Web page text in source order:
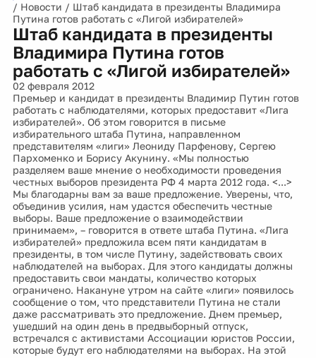
/ Новости / Штаб кандидата в президенты Владимира
Путина готов работать с «Лигой избирателей»
Штаб кандидата в президенты
Владимира Путина готов
работать с «Лигой избирателей»
02 февраля 2012
Премьер и кандидат в президенты Владимир Путин готов
работать с наблюдателями, которых предоставит «Лига
избирателей». Об этом говорится в письме
избирательного штаба Путина, направленном
представителям «лиги» Леониду Парфенову, Сергею
Пархоменко и Борису Акунину. «Мы полностью
разделяем ваше мнение о необходимости проведения
честных выборов президента РФ 4 марта 2012 года. <...>
Мы благодарны вам за ваше предложение. Уверены, что,
объединив усилия, нам удастся обеспечить честные
выборы. Ваше предложение о взаимодействии
принимаем», – говорится в ответе штаба Путина. «Лига
избирателей» предложила всем пяти кандидатам в
президенты, в том числе Путину, задействовать своих
наблюдателей на выборах. Для этого кандидаты должны
предоставить свои мандаты, количество которых
ограничено. Накануне утром на сайте «лиги» появилось
сообщение о том, что представители Путина не стали
даже рассматривать это предложение. Днем премьер,
ушедший на один день в предвыборный отпуск,
встречался с активистами Ассоциации юристов России,
которые будут его наблюдателями на выборах. На этой